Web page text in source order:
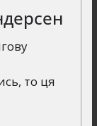
то ця